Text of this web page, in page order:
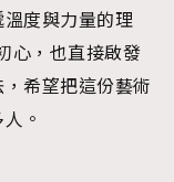
度與力量的理
心，也直接啟發
希望把這份藝術
。